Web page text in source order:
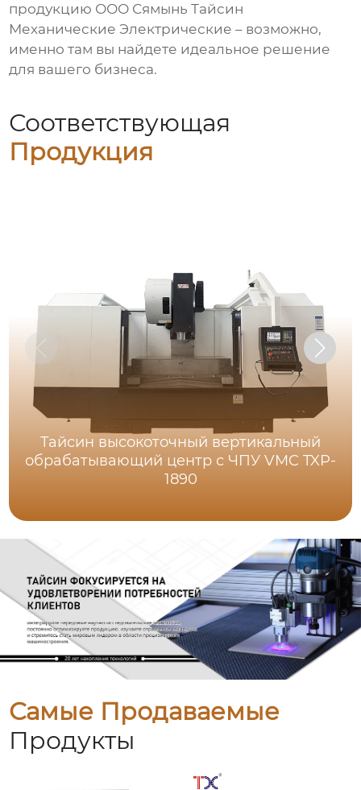
продукцию ООО Сямынь Тайсин
Механические Электрические – возможно,
именно там вы найдете идеальное решение
для вашего бизнеса.
Соответствующая
Продукция
Тайсин высокоточный вертикальный
обрабатывающий центр с ЧПУ VMC TXP-
1890
Самые Продаваемые
Продукты